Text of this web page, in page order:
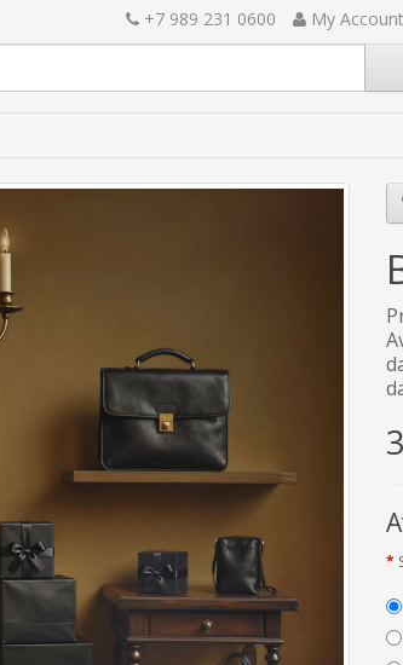
+7 989 231 0600 My Account